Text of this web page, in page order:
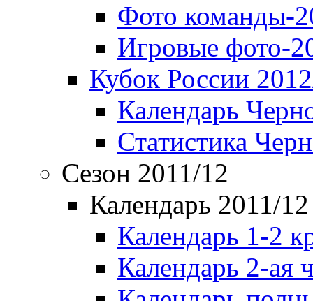
Фото команды-
Игровые фото-
Кубок России
Календарь
Статистика
Сезон 2011/12
Календарь 2011/12
Календарь 1-2
Календарь 2-ая